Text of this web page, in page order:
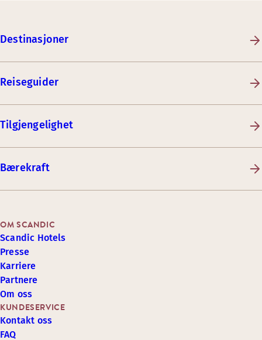
Destinasjoner
Reiseguider
Tilgjengelighet
Bærekraft
KUNDESERVICE
Kontakt oss
FAQ
OM SCANDIC
Scandic Hotels
Presse
Karriere
Partnere
Om oss